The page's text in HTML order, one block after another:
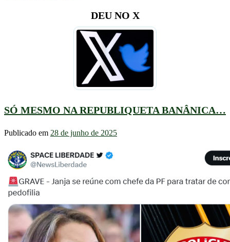
DEU NO X
SÓ MESMO NA REPUBLIQUETA BANÂNICA…
Publicado em 28 de junho de 2025